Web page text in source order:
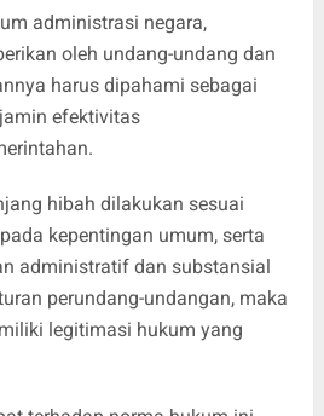
administrasi negara,
oleh undang-undang dan
harus dipahami sebagai
efektivitas
hibah dilakukan sesuai
kepentingan umum, serta
administratif dan substansial
perundang-undangan, maka
legitimasi hukum yang